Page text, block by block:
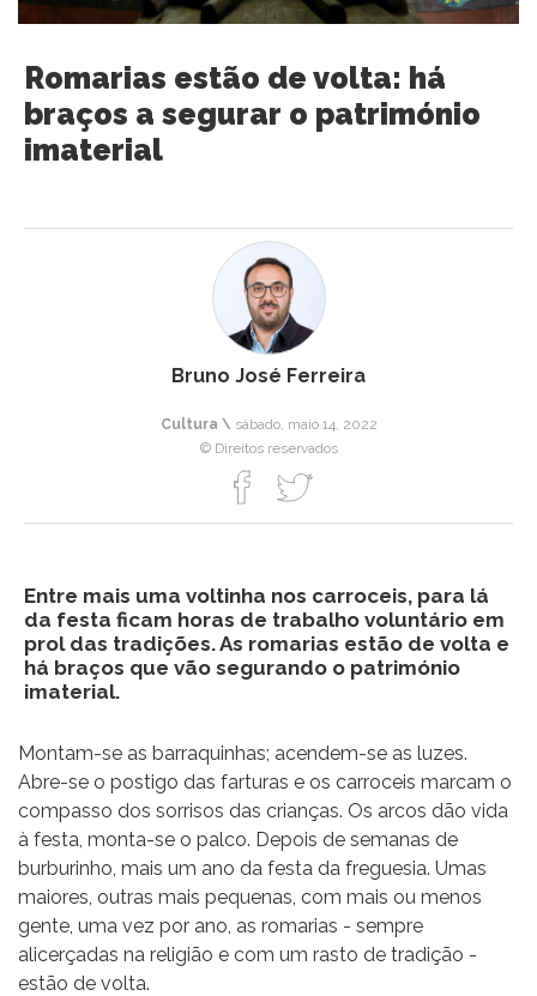
Romarias estão de volta: há
braços a segurar o património
imaterial
Bruno José Ferreira
Cultura \ sábado, maio 14, 2022
© Direitos reservados
Entre mais uma voltinha nos carroceis, para lá
da festa ficam horas de trabalho voluntário em
prol das tradições. As romarias estão de volta e
há braços que vão segurando o património
imaterial.
Montam-se as barraquinhas; acendem-se as luzes.
Abre-se o postigo das farturas e os carroceis marcam o
compasso dos sorrisos das crianças. Os arcos dão vida
à festa, monta-se o palco. Depois de semanas de
burburinho, mais um ano da festa da freguesia. Umas
maiores, outras mais pequenas, com mais ou menos
gente, uma vez por ano, as romarias - sempre
alicerçadas na religião e com um rasto de tradição -
estão de volta.